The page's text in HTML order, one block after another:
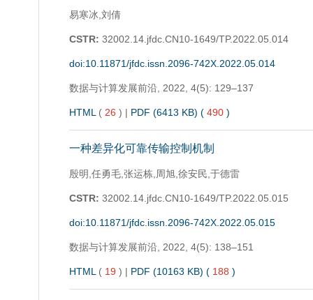
易寒冰,刘倩
CSTR: 32002.14.jfdc.CN10-1649/TP.2022.05.014
doi:10.11871/jfdc.issn.2096-742X.2022.05.014
数据与计算发展前沿, 2022, 4(5): 129–137
HTML (26 ) | PDF (6413 KB) (490 )
一种差异化可靠传输控制机制
殷明,任勇毛,张运栋,周旭,徐安民,于德雷
CSTR: 32002.14.jfdc.CN10-1649/TP.2022.05.015
doi:10.11871/jfdc.issn.2096-742X.2022.05.015
数据与计算发展前沿, 2022, 4(5): 138–151
HTML (19 ) | PDF (10163 KB) (188 )